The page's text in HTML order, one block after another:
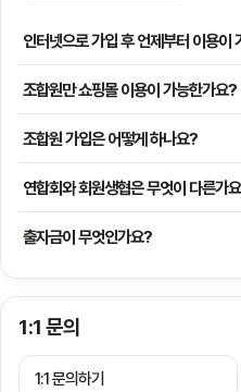
인터넷으로 가입 후 언제부터 이용이
조합원만 쇼핑몰 이용이 가능한가요?
조합원 가입은 어떻게 하나요?
연합회와 회원생협은 무엇이 다른가
출자금이 무엇인가요?
1:1 문의
1:1 문의하기